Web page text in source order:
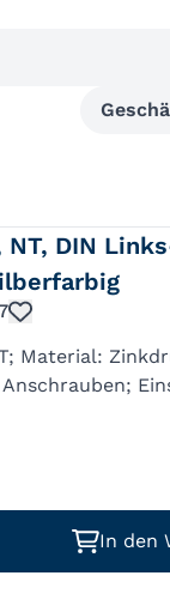
DIN
Material:
Holz;
In den